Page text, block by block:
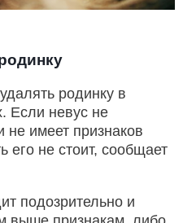
родинку в
Если невус не
имеет признаков
его не стоит, сообщает
подозрительно и